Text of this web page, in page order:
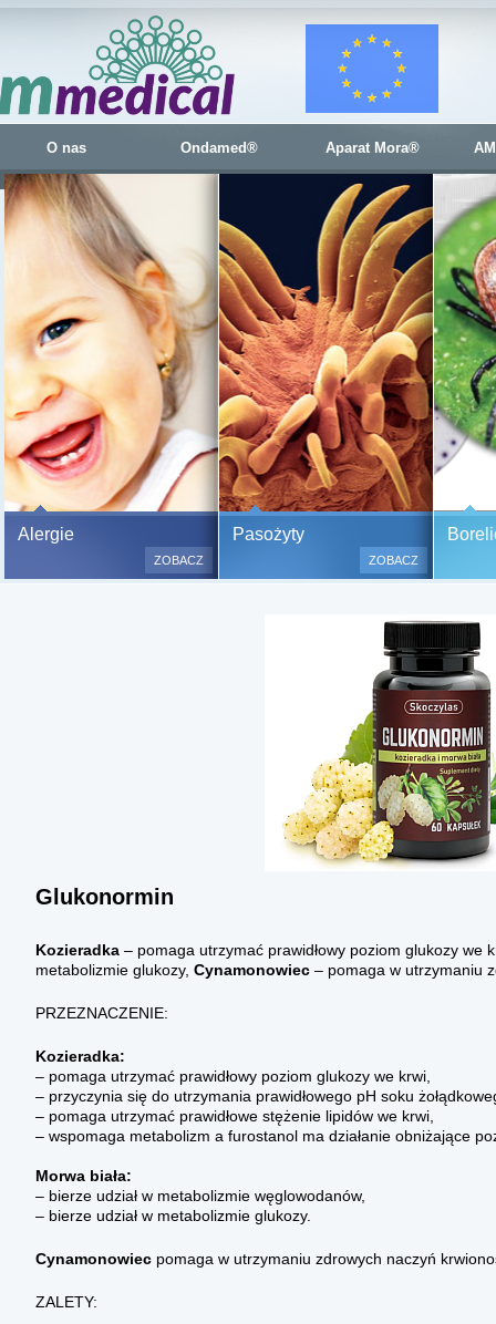
O nas Ondamed® Aparat Mora®
Alergie
Bezbolesne testy alergiczne
500 alergenów oraz zabiegi
odczulające.
(bez nakłuwania i nacinania,
bardzo ważne w przypadku
a wynik jest natychmiastowy.
ZOBACZ
Pasożyty
ZOBACZ
Glukonormin
Kozieradka – pomaga utrzymać prawidłowy poziom glukozy we
metabolizmie glukozy, Cynamonowiec – pomaga w utrzymaniu
PRZEZNACZENIE:
Kozieradka:
– pomaga utrzymać prawidłowy poziom glukozy we krwi,
– przyczynia się do utrzymania prawidłowego pH soku
– pomaga utrzymać prawidłowe stężenie lipidów we krwi,
– wspomaga metabolizm a furostanol ma działanie obniżające
Morwa biała:
– bierze udział w metabolizmie węglowodanów,
– bierze udział w metabolizmie glukozy.
Cynamonowiec pomaga w utrzymaniu zdrowych naczyń
ZALETY: